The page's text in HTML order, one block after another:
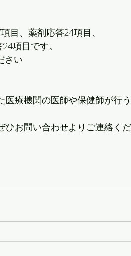
目、薬剤応答24項目、
項目です。
さい
療機関の医師や保健師が行
お問い合わせよりご連絡くだ